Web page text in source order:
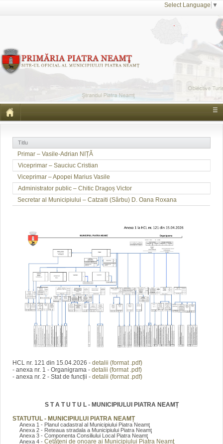
Select Language ▼
☰
Titlu
Primar – Vasile-Adrian NIȚĂ
Viceprimar – Sauciuc Cristian
Viceprimar – Apopei Marius Vasile
Administrator public – Chitic Dragoș Victor
Secretar al Municipiului – Catzaiti (Sârbu) D. Oana Roxana
HCL nr. 121 din 15.04.2026 - detalii (format .pdf)
- anexa nr. 1 - Organigrama - detalii (format .pdf)
- anexa nr. 2 - Stat de funcții - detalii (format .pdf)
S T A T U T U L - MUNICIPIULUI PIATRA NEAMȚ
STATUTUL - MUNICIPIULUI PIATRA NEAMȚ
Anexa 1 - Planul cadastral al Municipiului Piatra Neamţ
Anexa 2 - Reteaua stradala a Municipiului Piatra Neamţ
Anexa 3 - Componenta Consiliului Local Piatra Neamţ
Anexa 4 - Cetăţeni de onoare ai Municipiului Piatra Neamţ